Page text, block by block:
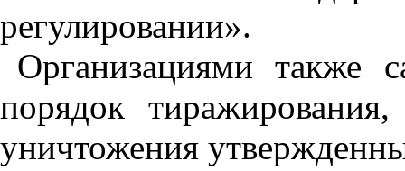
регулировании».
Организациями также
порядок
тиражирования
уничтожения